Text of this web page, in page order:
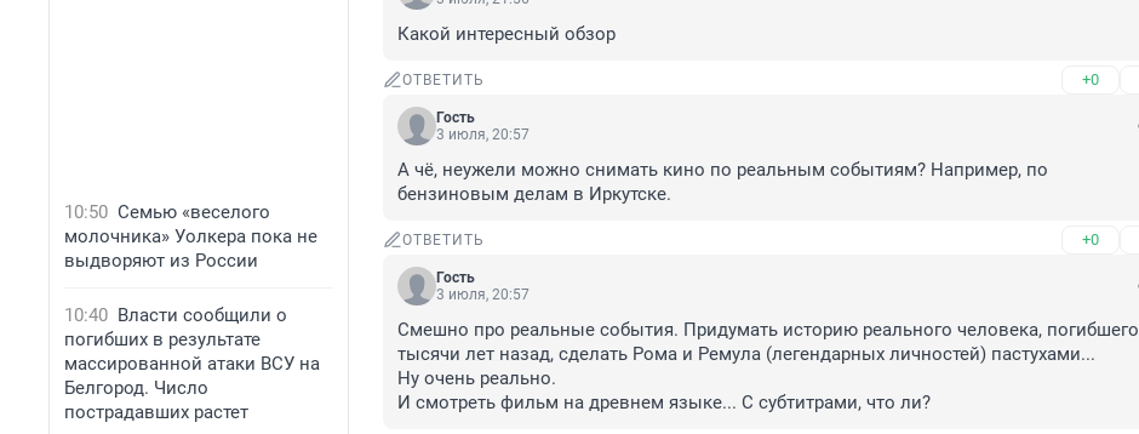
10:50 Семью «веселого
молочника» Уолкера пока не
выдворяют из России
10:40 Власти сообщили о
погибших в результате
массированной атаки ВСУ на
Белгород. Число
пострадавших растет
Какой интересный обзор
ОТВЕТИТЬ +0
Гость
3 июля, 20:57
А чё, неужели можно снимать кино по реальным событиям? Например, по
бензиновым делам в Иркутске.
ОТВЕТИТЬ +0
Гость
3 июля, 20:57
Смешно про реальные события. Придумать историю реального человека, погибшего
тысячи лет назад, сделать Рома и Ремула (легендарных личностей) пастухами...
Ну очень реально.
И смотреть фильм на древнем языке... С субтитрами, что ли?